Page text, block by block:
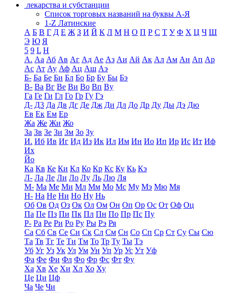
лекарства и субстанции
Список торговых названий на буквы А-Я
1-Z Латинские
А Б В Г Д Е Ж З И Й К Л М Н О П Р С Т У Ф Х Ц Ч Ш
Э Ю Я
5 9 L H
А. Аа Аб Ав Аг Ад Ае Аз Аи Ай Ак Ал Ам Ан Ап Ар
Ас Ат Ау Аф Ац Аш Аэ
Б- Ба Бе Би Бл Бо Бр Бу Бы Бэ
В- Ва Вг Ве Ви Во Вп Ву
Га Ге Ги Гл Го Гр Гу Гэ
Д- Д3 Да Дв Дг Де Дж Ди Дл До Др Ду Ды Дэ Дю
Ев Ек Ем Ер
Жа Же Жи Жо
За Зв Зе Зи Зм Зо Зу
И. Иб Ив Иг Ид Из Ик Ил Им Ин Ио Ип Ир Ис Ит Иф
Их
Йо
Ка Кв Ке Ки Кл Ко Кр Кс Ку Кь Кэ
Л- Ла Ле Ли Ло Лу Ль Лю Ля
М- Ма Ме Ми Мл Мм Мо Мс Му Мэ Мю Мя
Н- На Не Ни Но Ну Нь
Об Ов Од Оз Ок Ол Ом Он Оп Ор Ос От Оф Оц
Па Пе Пз Пи Пк Пл Пн По Пр Пс Пу
Р- Ра Ре Ри Ро Ру Ры Рэ Ря
Са Сб Св Се Си Ск Сл См Сн Со Сп Ср Ст Су Сы Сю
Та Тв Тг Те Ти Тм То Тр Ту Ты Тэ
Уб Уг Уз Ук Ул Ум Ун Уп Ур Ус Ут Уф
Фа Фе Фи Фл Фо Фр Фс Фт Фу
Ха Хв Хе Хи Хл Хо Ху
Це Ци Цф
Ча Че Чи